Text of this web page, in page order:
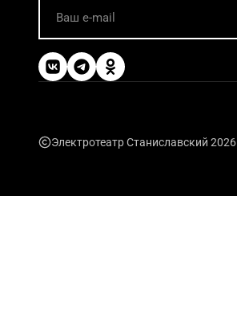
Электротеатр Станиславский 2026